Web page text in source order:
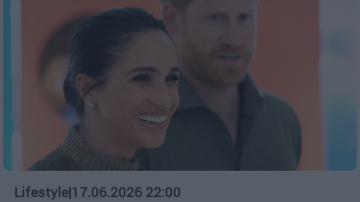
Lifestyle|17.06.2026 22:00